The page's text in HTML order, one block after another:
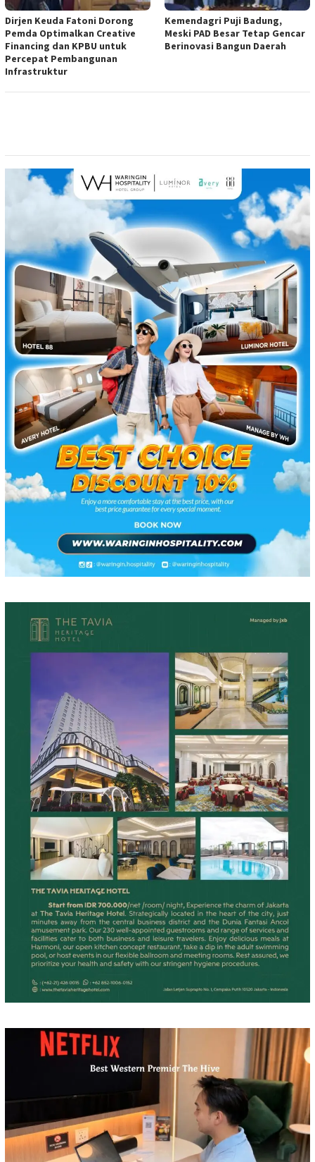
Dirjen Keuda Fatoni Dorong
Pemda Optimalkan Creative
Financing dan KPBU untuk
Percepat Pembangunan
Infrastruktur
Kemendagri Puji Badung,
Meski PAD Besar Tetap Gencar
Berinovasi Bangun Daerah